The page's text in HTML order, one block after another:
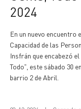
2024
En un nuevo encuentro
Capacidad de las
Insfrán que encabezó
Todo", este sábado 30
barrio 2 de Abril.